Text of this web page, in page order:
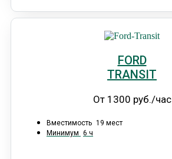
FORD
TRANSIT
От 1300 руб./час
Вместимость 19 мест
Минимум 6 ч